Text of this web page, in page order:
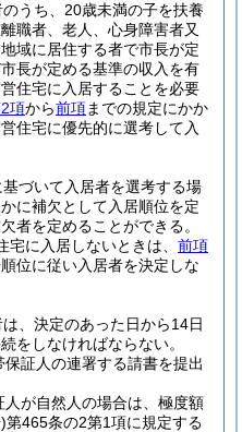
うち、20歳未満の子を扶養
職者、老人、心身障害者又
域に居住する者で市長が定
長が定める基準の収入を有
住宅に入居することを必要
項から前項までの規定にかか
住宅に優先的に選考して入
づいて入居者を選考する場
に補欠として入居順位を定
者を定めることができる。
に入居しないときは、 前項
位に従い入居者を決定しな
、決定のあった日から14日
をしなければならない。
証人の連署する請書を提出
人が自然人の場合は、極度額
第465条の2第1項に規定する